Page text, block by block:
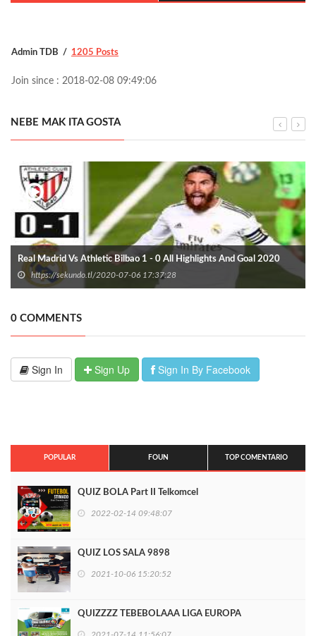
Admin TDB 1205 Posts
Join since : 2018-02-08 09:49:06
NEBE MAK ITA GOSTA
Real Madrid Vs Athletic Bilbao 1 - 0 All Highlights And Goal 2020
https://sekundo.tl/2020-07-06 17:37:28
0 COMMENTS
Sign In Sign Up Sign In By Facebook
POPULAR FOUN TOP COMENTARIO
QUIZ BOLA Part II Telkomcel
2022-02-14 09:48:07
QUIZ LOS SALA 9898
2021-10-06 15:20:52
QUIZZZZ TEBEBOLAAA LIGA EUROPA